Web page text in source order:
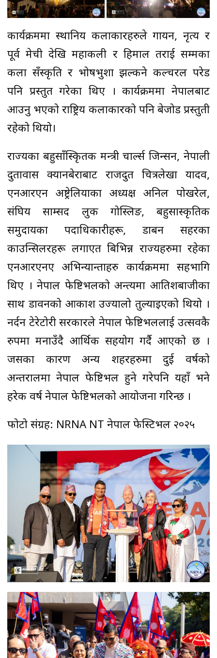
कार्यक्रममा स्थानिय कलाकारहरुले गायन, नृत्य र
पूर्व मेची देखि महाकली र हिमाल तराई सम्मका
कला सँस्कृति र भोषभुशा झल्कने कल्चरल परेड
पनि प्रस्तुत गरेका थिए । कार्यक्रममा नेपालबाट
आउनु भएको राष्ट्रिय कलाकारको पनि बेजोड प्रस्तुती
रहेको थियो।
राज्यका बहुसाँस्कृितक मन्त्री चार्ल्स जिन्सन, नेपाली
दुतावास क्यानबेराबाट राजदुत चित्रलेखा यादव,
एनआरएन अष्ट्रेलियाका अध्यक्ष अनिल पोखरेल,
संघिय साम्सद लुक गोस्लिङ, बहुसास्कृतिक
समुदायका पदाधिकारीहरू, डार्बिन सहरका
काउन्सिलरहरू लगाएत बिभिन्न राज्यहरुमा रहेका
एनआरएनए अभिन्यान्ताहरु कार्यक्रममा सहभागि
थिए । नेपाल फेष्टिभलको अन्त्यमा आतिशबाजीका
साथ डार्विनको आकाश उज्यालो तुल्याइएको थियो ।
नर्दन टेरेटोरी सरकारले नेपाल फेष्टिभललाई उत्सवकै
रुपमा मनाउँदै आर्थिक सहयोग गर्दै आएको छ ।
जसका कारण अन्य शहरहरुमा दुई वर्षको
अन्तरालमा नेपाल फेष्टिभल हुने गरेपनि यहाँ भने
हरेक वर्ष नेपाल फेष्टिभलको आयोजना गरिन्छ ।
फोटो संग्रह: NRNA NT नेपाल फेस्टिभल २०२५